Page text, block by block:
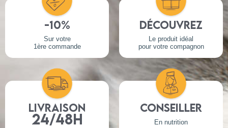
-10%
Sur votre
1ère commande
Découvrez
Le produit idéal
pour votre compagnon
Livraison
24/48h
Conseiller
En nutrition